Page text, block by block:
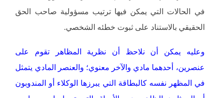
في الحالات التي يمكن فيها ترتيب مسؤولية صاحب الحق
الحقيقي بالاستناد على ثبوت خطئه الشخصي.
وعليه يمكن أن نلاحظ أن نظرية المظاهر تقوم على
عنصرين، أحدهما مادي والآخر معنوي؛ والعنصر المادي يتمثل
في المظهر نفسه كالبطاقة التي يبرزها الوكلاء أو المندوبون